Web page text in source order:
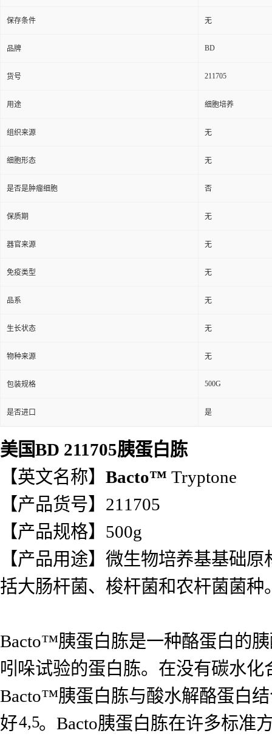
保存条件 无
品牌 BD
货号 211705
用途 细胞培养
组织来源 无
细胞形态 无
是否是肿瘤细胞 否
保质期 无
器官来源 无
免疫类型 无
品系 无
生长状态 无
物种来源 无
包装规格 500G
是否进口 是
美国BD 211705胰蛋白胨
【英文名称】 Bacto™ Tryptone
【产品货号】211705
【产品规格】500g
【产品用途】微生物培养基基础
括大肠杆菌、梭杆菌和农杆菌菌种
Bacto™胰蛋白胨是一种酪蛋白的
吲哚试验的蛋白胨。在没有碳水
Bacto™胰蛋白胨与酸水解酪蛋白
好4,5。Bacto胰蛋白胨在许多标准